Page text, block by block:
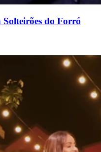
do Forró